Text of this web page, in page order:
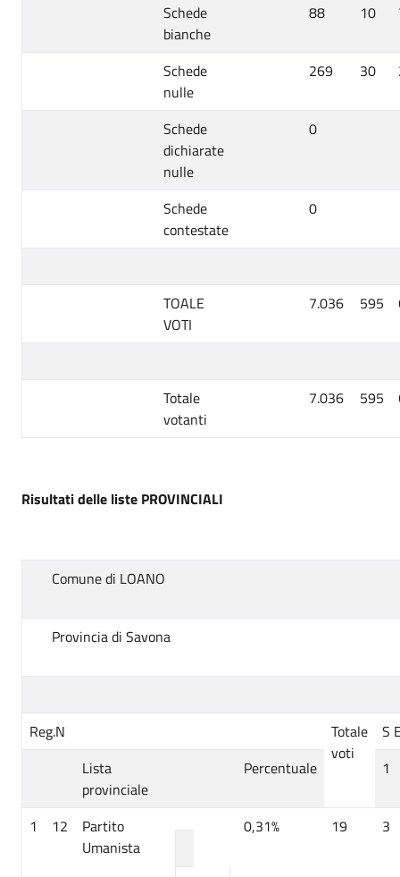
Schede
bianche
88 10
Schede
nulle
269 30
Schede
dichiarate
nulle
0
Schede
contestate
0
TOALE
VOTI
7.036 595
Totale
votanti
7.036 595
Risultati delle liste PROVINCIALI
Comune di LOANO
Provincia di Savona
Reg.N
Totale
voti
S
Lista
provinciale
Percentuale 1
1 12
Partito
Umanista
0,31% 19 3